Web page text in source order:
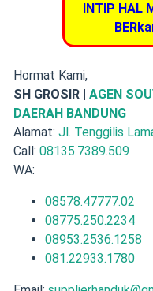
INTIP HAL
Hormat Kami,
SH GROSIR | AGEN
DAERAH BANDUNG
Alamat: Jl. Tenggilis
Call: 08135.7389.509
WA:
08578.47777.02
08775.250.2234
08953.2536.1258
081.22933.1780